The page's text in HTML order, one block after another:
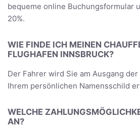
bequeme online Buchungsformular
20%.
WIE FINDE ICH MEINEN
FLUGHAFEN INNSBRUCK?
Der Fahrer wird Sie am Ausgang
Ihrem persönlichen Namensschild
WELCHE
AN?